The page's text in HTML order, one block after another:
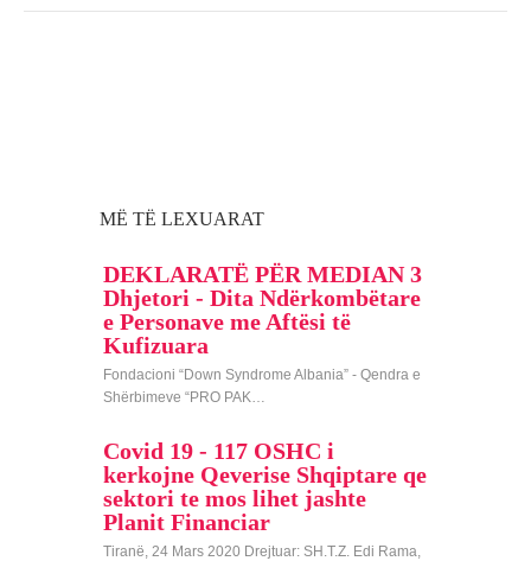
MË TË LEXUARAT
DEKLARATË PËR MEDIAN 3
Dhjetori - Dita Ndërkombëtare
e Personave me Aftësi të
Kufizuara
Fondacioni “Down Syndrome Albania” - Qendra e
Shërbimeve “PRO PAK…
Covid 19 - 117 OSHC i
kerkojne Qeverise Shqiptare qe
sektori te mos lihet jashte
Planit Financiar
Tiranë, 24 Mars 2020 Drejtuar: SH.T.Z. Edi Rama,